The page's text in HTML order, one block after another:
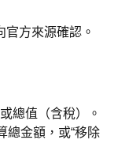
方來源確認。
總值（含稅）。
總金額，或“移除